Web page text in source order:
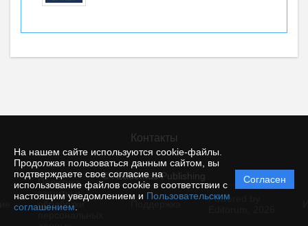
На нашем сайте используются cookie-файлы.
Продолжая пользоваться данным сайтом, вы
подтверждаете свое согласие на
использование файлов cookie в соответствии с
настоящим уведомлением и Пользовательским
соглашением
Согласен
Контакты
© Academus Publishing
Политика
защиты и
обработки
Powered by